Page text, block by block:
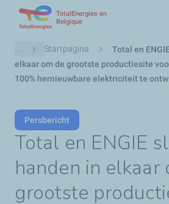
naar
de
inhoud
TotalEnergies en
Belgique
Kruimelpad
... Startpagina
Total en
elkaar om de grootste productiesite
100% hernieuwbare elektriciteit te
Persbericht
Total en ENGIE
handen in elkaar
grootste